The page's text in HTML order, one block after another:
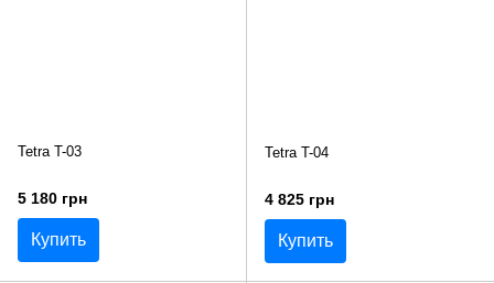
Tetra T-03
5 180 грн
Купить
Tetra T-04
4 825 грн
Купить